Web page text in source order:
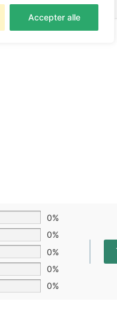
Accepter alle
0%
0%
0%
0%
0%